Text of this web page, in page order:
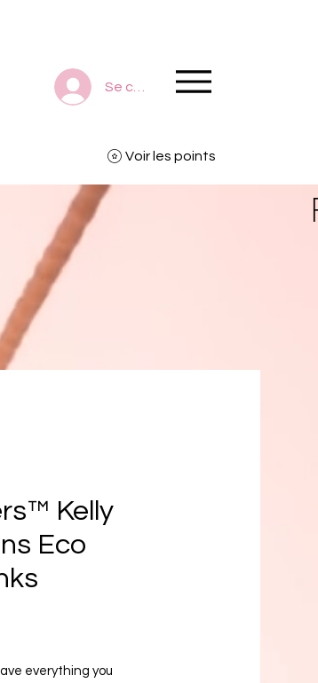
Se connecter
Voir les points
Kelly
Eco
everything you